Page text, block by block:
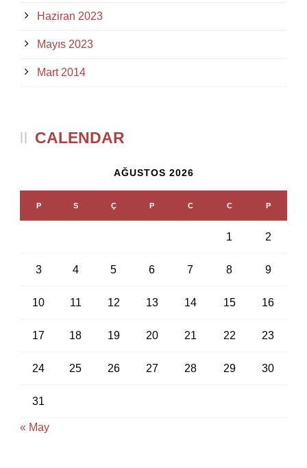
Haziran 2023
Mayıs 2023
Mart 2014
CALENDAR
AĞUSTOS 2026
P S Ç P C C P
1 2
3 4 5 6 7 8 9
10 11 12 13 14 15 16
17 18 19 20 21 22 23
24 25 26 27 28 29 30
31
« May